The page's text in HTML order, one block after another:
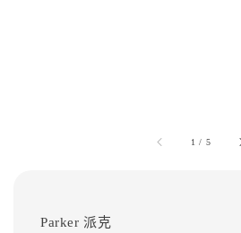
1 / 5
Parker 派克